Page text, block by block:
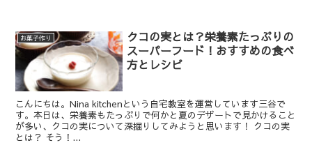
お菓子作り
クコの実とは？栄養素たっぷりの
スーパーフード！おすすめの食べ
方とレシピ
こんにちは。Nina kitchenという自宅教室を運営しています三谷で
す。本日は、栄養素もたっぷりで何かと夏のデザートで見かけること
が多い、クコの実について深掘りしてみようと思います！ クコの実
とは？ そう！...